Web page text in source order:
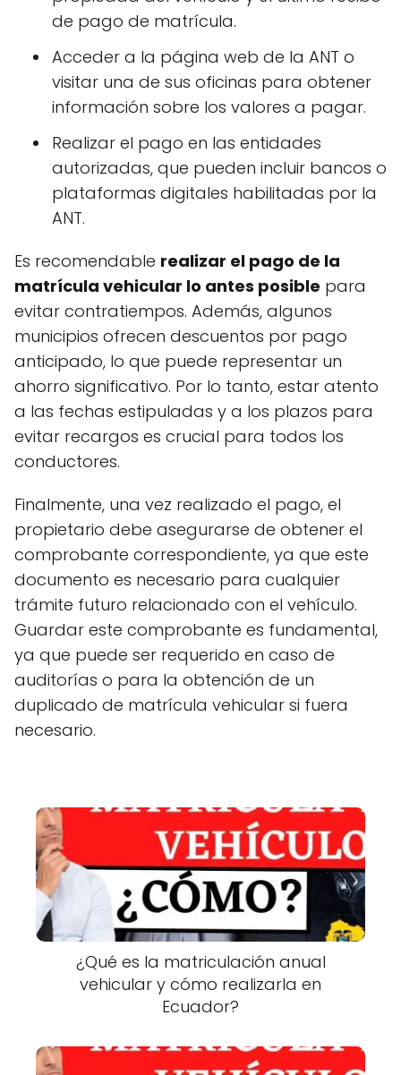
de pago de matrícula.
Acceder a la página web de la ANT o
visitar una de sus oficinas para obtener
información sobre los valores a pagar.
Realizar el pago en las entidades
autorizadas, que pueden incluir bancos o
plataformas digitales habilitadas por la
ANT.
Es recomendable realizar el pago de la
matrícula vehicular lo antes posible para
evitar contratiempos. Además, algunos
municipios ofrecen descuentos por pago
anticipado, lo que puede representar un
ahorro significativo. Por lo tanto, estar atento
a las fechas estipuladas y a los plazos para
evitar recargos es crucial para todos los
conductores.
Finalmente, una vez realizado el pago, el
propietario debe asegurarse de obtener el
comprobante correspondiente, ya que este
documento es necesario para cualquier
trámite futuro relacionado con el vehículo.
Guardar este comprobante es fundamental,
ya que puede ser requerido en caso de
auditorías o para la obtención de un
duplicado de matrícula vehicular si fuera
necesario.
¿Qué es la matriculación anual
vehicular y cómo realizarla en
Ecuador?